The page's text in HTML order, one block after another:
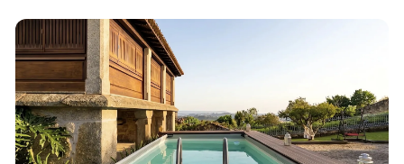
uma distância de aproximadamente 20 quilómetros. Um
mercado semanal agracia a cidade vizinha todas as quintas-
feira...